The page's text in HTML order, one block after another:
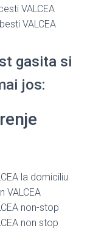
VALCEA
VALCEA
gasita si
jos:
la domiciliu
VALCEA
non-stop
non stop